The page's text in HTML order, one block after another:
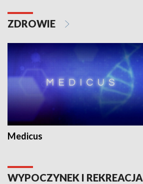
ZDROWIE
Medicus
WYPOCZYNEK I REKREACJA